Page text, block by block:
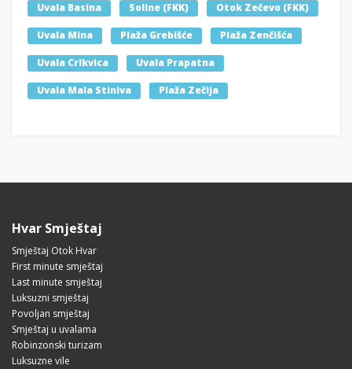
Uvala Basina Soline (FKK) Otok Zečevo (FKK)
Uvala Mina Plaža Grebišće Plaža Zenčišća
Uvala Crikvica Uvala Prapatna
Uvala Mala Stiniva Plaža Zečija
Hvar Smještaj
Smještaj Otok Hvar
First minute smještaj
Last minute smještaj
Luksuzni smještaj
Povoljan smještaj
Smještaj u uvalama
Robinzonski turizam
Luksuzne vile